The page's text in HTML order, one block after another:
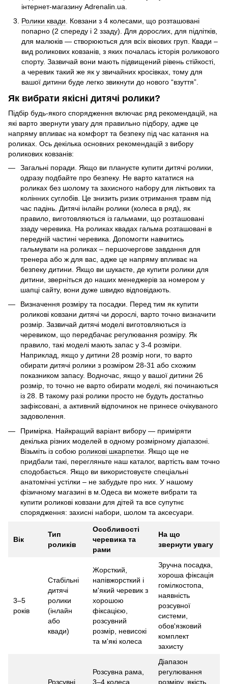
інтернет-магазину Adrenalin.ua.
Ролики квади. Ковзани з 4 колесами, що розташовані
попарно (2 спереду і 2 ззаду). Для дорослих, для підлітків,
для малюків — створюються для всіх вікових груп. Квади –
вид роликових ковзанів, з яких почалась історія роликового
спорту. Зазвичай вони мають підвищений рівень стійкості,
а черевик такий же як у звичайних кросівках, тому для
вашої дитини буде легко звикнути до нового “взуття”.
Як вибрати якісні дитячі ролики?
Підбір будь-якого спорядження включає ряд рекомендацій, на
які варто звернути увагу для правильно підбору, адже це
напряму впливає на комфорт та безпеку під час катання на
роликах. Ось декілька основних рекомендацій з вибору
роликових ковзанів:
Загальні поради. Якщо ви плануєте купити дитячі ролики,
одразу подбайте про безпеку. Не варто кататися на
роликах без шолому та захисного набору для ліктьових та
колінних суглобів. Це знизить ризик отримання травм під
час падінь. Дитячі інлайн ролики (колеса в ряд), як
правило, виготовляються із гальмами, що розташовані
ззаду черевика. На роликах квадах гальма розташовані в
передній частині черевика. Допомогти навчитись
гальмувати на роликах – першочергове завдання для
тренера або ж для вас, адже це напряму впливає на
безпеку дитини. Якщо ви шукаєте, де купити ролики для
дитини, зверніться до наших менеджерів за номером у
шапці сайту, вони дуже швидко відповідають.
Визначення розміру та посадки. Перед тим як купити
роликові ковзани дитячі чи дорослі, варто точно визначити
розмір. Зазвичай дитячі моделі виготовляються із
черевиком, що передбачає регулювання розміру. Як
правило, такі моделі мають запас у 3-4 розміри.
Наприклад, якщо у дитини 28 розмір ноги, то варто
обирати дитячі ролики з розміром 28-31 або схожим
показником запасу. Водночас, якщо у вашої дитини 26
розмір, то точно не варто обирати моделі, які починаються
із 28. В такому разі ролики просто не будуть достатньо
зафіксовані, а активний відпочинок не принесе очікуваного
задоволення.
Примірка. Найкращий варіант вибору — приміряти
декілька різних моделей в одному розмірному діапазоні.
Візьміть із собою роликові шкарпетки . Якщо ще не
придбали такі, перегляньте наш каталог, вартість вам точно
сподобається. Якщо ви використовуєте спеціальні
анатомічні устілки – не забудьте про них. У нашому
фізичному магазині в м.Одеса ви можете вибрати та
купити роликові ковзани для дітей та все супутнє
спорядження: захисні набори, шолом та аксесуари.
Вік
Тип
роликів
Особливості
черевика та
рами
На що
звернути увагу
3–5
років
Стабільні
дитячі
ролики
(інлайн
або
квади)
Жорсткий,
напівжорсткий і
м'який черевик з
хорошою
фіксацією,
розсувний
розмір, невисокі
та м'які колеса
Зручна посадка,
хороша фіксація
гомілкостопа,
наявність
розсувної
системи,
обов'язковий
комплект
захисту
Розсувні
Розсувна рама,
3–4 колеса
Діапазон
регулювання
розміру, якість